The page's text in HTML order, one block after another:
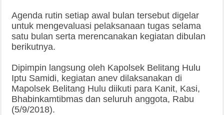
Agenda rutin setiap awal bulan tersebut digelar
untuk mengevaluasi pelaksanaan tugas selama
satu bulan serta merencanakan kegiatan dibulan
berikutnya.
Dipimpin langsung oleh Kapolsek Belitang Hulu
Iptu Samidi, kegiatan anev dilaksanakan di
Mapolsek Belitang Hulu diikuti para Kanit, Kasi,
Bhabinkamtibmas dan seluruh anggota, Rabu
(5/9/2018).